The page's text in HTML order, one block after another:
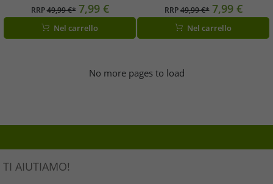
design robusto (cintura inclusa) –
Bermuda in cotone B2001-02610
Bianco-Grigio
RRP49,99 €* 7,99 €
Nel carrello
design robusto (cintura inclusa) –
Bermuda in cotone B2001-02610
Bianco-Grigio
RRP49,99 €* 7,99 €
Nel carrello
No more pages to load
TI AIUTIAMO!